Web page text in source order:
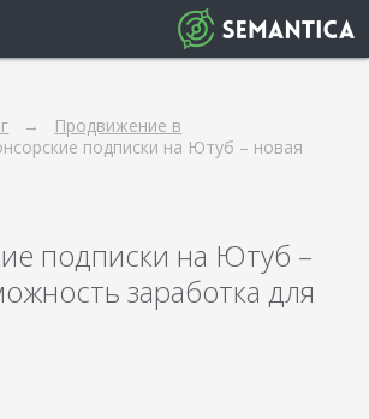
Продвижение в
подписки на Ютуб – новая
подписки на Ютуб –
заработка для